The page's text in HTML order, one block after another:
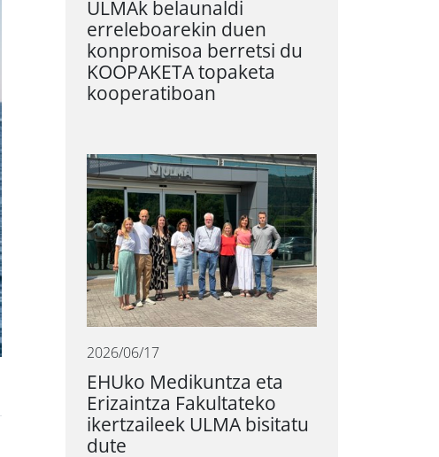
ULMAk belaunaldi
erreleboarekin duen
konpromisoa berretsi du
KOOPAKETA topaketa
kooperatiboan
2026/06/17
EHUko Medikuntza eta
Erizaintza Fakultateko
ikertzaileek ULMA bisitatu
dute